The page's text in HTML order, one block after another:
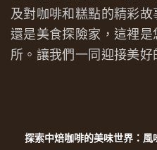
及對咖啡和糕點的精彩
還是美食探險家，這裡
所。讓我們一同迎接美好
探索中焙咖啡的美味世界：